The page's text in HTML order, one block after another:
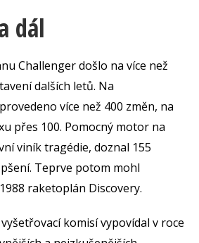
dál
Challenger došlo na více než
dalších letů. Na
více než 400 změn, na
přes 100. Pomocný motor na
viník tragédie, doznal 155
Teprve potom mohl
raketoplán Discovery.
komisí vypovídal v roce